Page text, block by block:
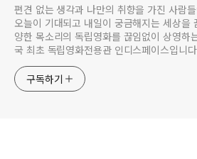
편견 없는 생각과 나만의 취향을 가진 사람
오늘이 기대되고 내일이 궁금해지는 세상을
양한 목소리의 독립영화를 끊임없이 상영하
국 최초 독립영화전용관 인디스페이스입니
구독하기